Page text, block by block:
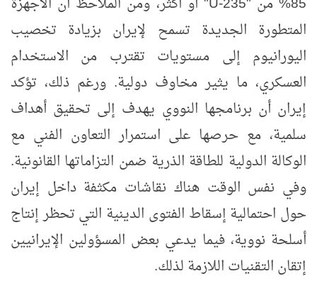
المتطورة الجديدة تسمح لإيران بزيادة تخصيب
اليورانيوم إلى مستويات تقترب من الاستخدام
العسكري، ما يثير مخاوف دولية. ورغم ذلك، تؤكد
إيران أن برنامجها النووي يهدف إلى تحقيق أهداف
سلمية، مع حرصها على استمرار التعاون الفني مع
الوكالة الدولية للطاقة الذرية ضمن التزاماتها القانونية.
وفي نفس الوقت هناك نقاشات مكثفة داخل إيران
حول احتمالية إسقاط الفتوى الدينية التي تحظر إنتاج
أسلحة نووية، فيما يدعي بعض المسؤولين الإيرانيين
إتقان التقنيات اللازمة لذلك.